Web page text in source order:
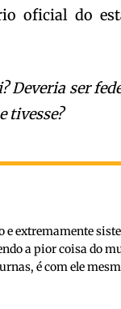
oficial do
Deveria ser
tivesse?
e extremamente
a pior coisa do
é com ele